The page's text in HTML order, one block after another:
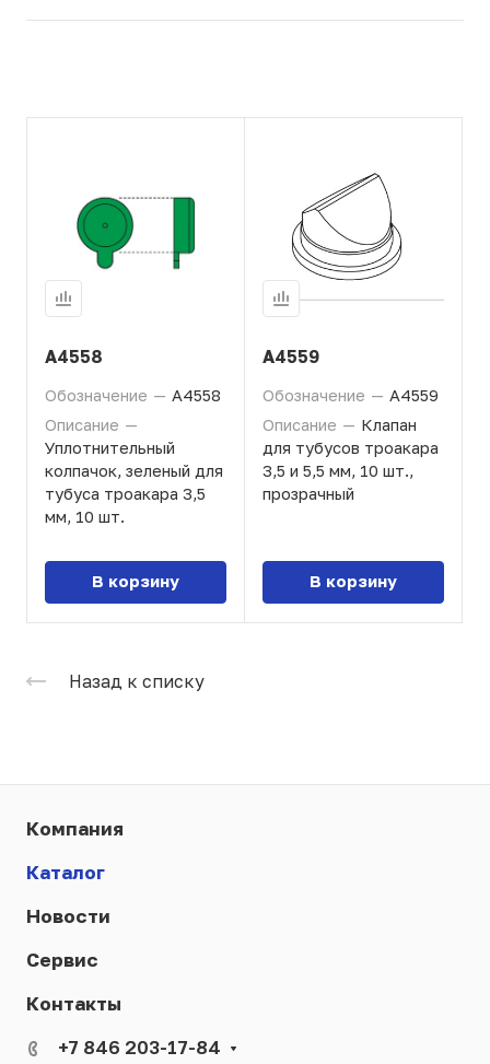
A4558
Обозначение — A4558
Описание —
Уплотнительный
колпачок, зеленый для
тубуса троакара 3,5
мм, 10 шт.
В корзину
A4559
Обозначение — A4559
Описание — Клапан
для тубусов троакара
3,5 и 5,5 мм, 10 шт.,
прозрачный
В корзину
Назад к списку
Компания
Каталог
Новости
Сервис
Контакты
+7 846 203-17-84